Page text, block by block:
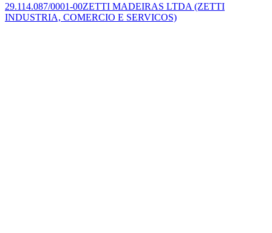
29.114.087/0001-00ZETTI MADEIRAS LTDA (ZETTI
INDUSTRIA, COMERCIO E SERVICOS)